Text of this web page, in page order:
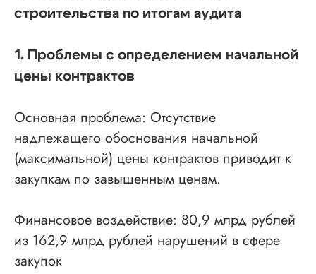
строительства по итогам аудита
1. Проблемы с определением начальной
цены контрактов
Основная проблема: Отсутствие
надлежащего обоснования начальной
(максимальной) цены контрактов приводит к
закупкам по завышенным ценам.
Финансовое воздействие: 80,9 млрд рублей
из 162,9 млрд рублей нарушений в сфере
закупок